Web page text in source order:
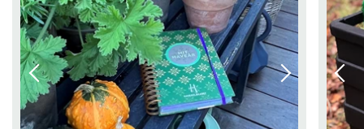
Åbne haver
resultater